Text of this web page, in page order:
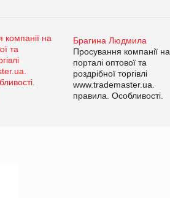
Брагина Людмила
Просування компанії на
порталі оптової та
роздрібної торгівлі
www.trademaster.ua.
правила. Особливості.